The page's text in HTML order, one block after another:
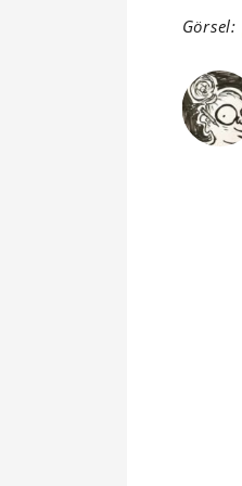
Görsel: